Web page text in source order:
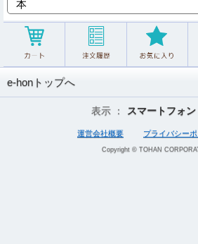
e-honトップへ
表示 ： スマートフォン
運営会社概要 プライバシー
Copyright © TOHAN